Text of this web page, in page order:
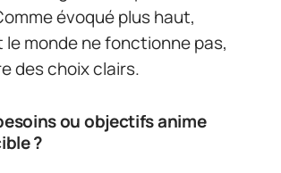
évoqué plus haut,
monde ne fonctionne pas,
des choix clairs.
ou objectifs anime
?